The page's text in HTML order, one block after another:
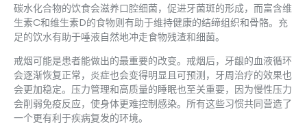
碳水化合物的饮食会滋养口腔细菌，促进牙菌斑的形成，而富含维
生素C和维生素D的食物则有助于维持健康的结缔组织和骨骼。充
足的饮水有助于唾液自然地冲走食物残渣和细菌。
戒烟可能是患者能做出的最重要的改变。戒烟后，牙龈的血液循环
会逐渐恢复正常，炎症也会变得明显且可预测，牙周治疗的效果也
会更加稳定。压力管理和高质量的睡眠也至关重要，因为慢性压力
会削弱免疫反应，使身体更难控制感染。所有这些习惯共同营造了
一个更有利于疾病复发的环境。